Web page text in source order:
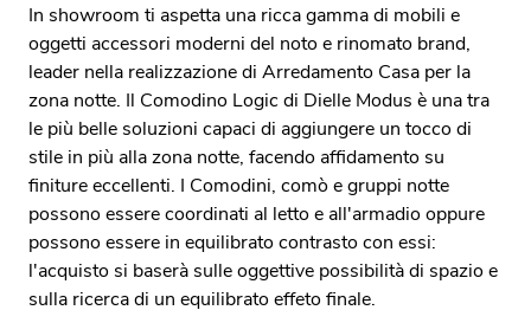
In showroom ti aspetta una ricca gamma di mobili e
oggetti accessori moderni del noto e rinomato brand,
leader nella realizzazione di Arredamento Casa per la
zona notte. Il Comodino Logic di Dielle Modus è una tra
le più belle soluzioni capaci di aggiungere un tocco di
stile in più alla zona notte, facendo affidamento su
finiture eccellenti. I Comodini, comò e gruppi notte
possono essere coordinati al letto e all'armadio oppure
possono essere in equilibrato contrasto con essi:
l'acquisto si baserà sulle oggettive possibilità di spazio e
sulla ricerca di un equilibrato effeto finale.